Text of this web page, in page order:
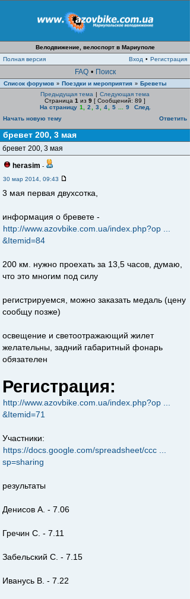
Велодвижение, велоспорт в Мариуполе
Полная версия
Вход • Регистрация
FAQ • Поиск
Список форумов » Поездки и мероприятия » Бреветы
Предыдущая тема | Следующая тема
Страница 1 из 9 [ Сообщений: 89 ]
На страницу 1 2 3 4 5 9
След.
Начать новую тему
Ответить
бревет 200, 3 мая
бревет 200, 3 мая
herasim -
30 мар 2014, 09:43
3 мая первая двухсотка,
информация о бревете -
http://www.azovbike.com.ua/index.php?op ...
&Itemid=84
200 км. нужно проехать за 13,5 часов, думаю,
что это многим под силу
регистрируемся, можно заказать медаль (цену
сообщу позже)
освещение и светоотражающий жилет
желательны, задний габаритный фонарь
обязателен
Регистрация:
http://www.azovbike.com.ua/index.php?op ...
&Itemid=71
Участники:
https://docs.google.com/spreadsheet/ccc ...
sp=sharing
результаты
Денисов А. - 7.06
Гречин С. - 7.11
Забельский С. - 7.15
Иванусь В. - 7.22